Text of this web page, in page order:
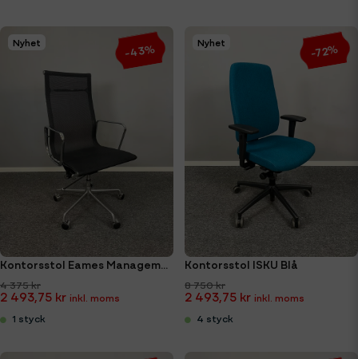
Kontorsstol Eames Management EA119 Mesh. Decomica Replica
4 375 kr
2 493,75 kr
1 styck
Nyhet -43%
Kontorsstol ISKU Blå
8 750 kr
2 493,75 kr
4 styck
Nyhet -72%